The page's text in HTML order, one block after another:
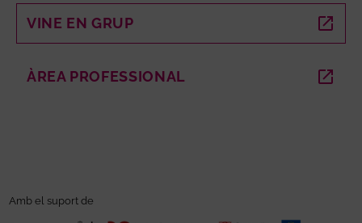
VINE EN GRUP
ÀREA PROFESSIONAL ABRE EN NUEVA VENTANA
Amb el suport de